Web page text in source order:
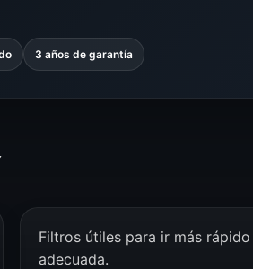
3 años de garantía
Filtros útiles para ir más
adecuada.